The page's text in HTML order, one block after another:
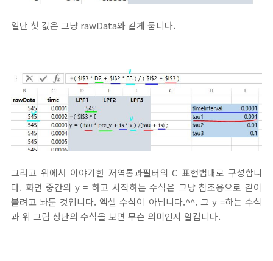
일단 첫 값은 그냥 rawData와 같게 둡니다.
그리고 위에서 이야기한 저역통과필터의 C 표현법대로 구성합니
다. 화면 중간의 y = 하고 시작하는 수식은 그냥 참조용으로 같이
볼려고 놔둔 것입니다. 엑셀 수식이 아닙니다.^^. 그 y =하는 수식
과 위 그림 상단의 수식을 보면 무슨 의미인지 알겁니다.